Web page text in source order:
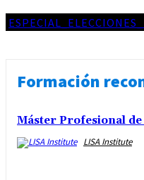
Formación
Máster Profesional
LISA Institute